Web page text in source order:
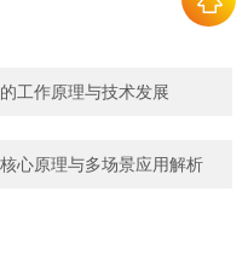
工作原理与技术发展
心原理与多场景应用解析